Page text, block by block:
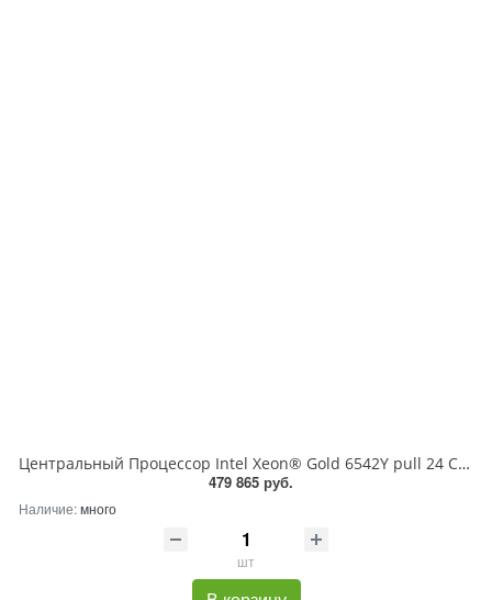
Центральный Процессор Intel Xeon® Gold 6542Y pull 24 Cores, 48 Threads, 2.9/4.1GHz, 60M, DDR5-4800, 2S, 250W OEM
479 865 руб.
Наличие:много
шт